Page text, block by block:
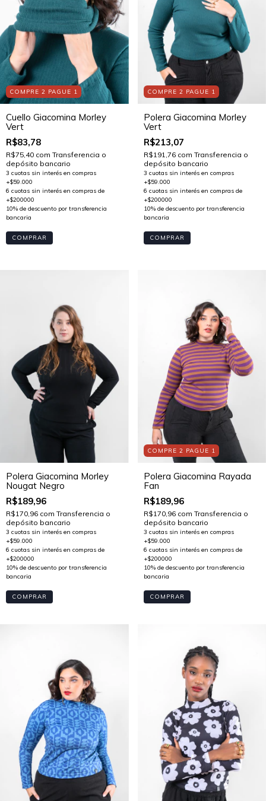
COMPRE 2 PAGUE 1
Cuello Giacomina Morley
Vert
R$83,78
R$75,40 com Transferencia o
depósito bancario
COMPRE 2 PAGUE 1
Polera Giacomina Morley
Vert
R$213,07
R$191,76 com Transferencia o
depósito bancario
COMPRAR
Polera Giacomina Morley
Nougat Negro
R$189,96
R$170,96 com Transferencia o
depósito bancario
COMPRAR
COMPRE 2 PAGUE 1
Polera Giacomina Rayada
Fan
R$189,96
R$170,96 com Transferencia o
depósito bancario
COMPRAR